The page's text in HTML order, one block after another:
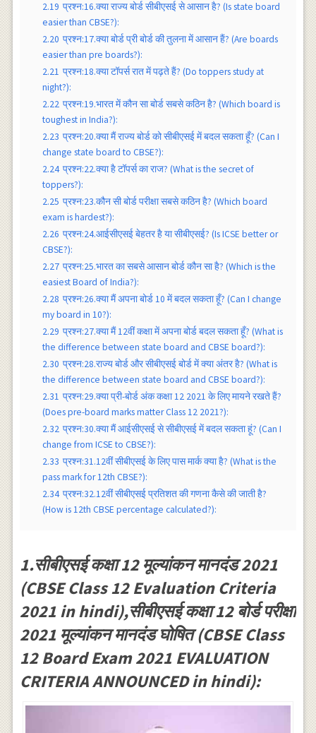
2.19 प्रश्न:16.क्या राज्य बोर्ड सीबीएसई से आसान है? (Is state board
easier than CBSE?):
2.20 प्रश्न:17.क्या बोर्ड प्री बोर्ड की तुलना में आसान हैं? (Are boards
easier than pre boards?):
2.21 प्रश्न:18.क्या टॉपर्स रात में पढ़ते हैं? (Do toppers study at
night?):
2.22 प्रश्न:19.भारत में कौन सा बोर्ड सबसे कठिन है? (Which board is
toughest in India?):
2.23 प्रश्न:20.क्या मैं राज्य बोर्ड को सीबीएसई में बदल सकता हूँ? (Can I
change state board to CBSE?):
2.24 प्रश्न:22.क्या है टॉपर्स का राज? (What is the secret of
toppers?):
2.25 प्रश्न:23.कौन सी बोर्ड परीक्षा सबसे कठिन है? (Which board
exam is hardest?):
2.26 प्रश्न:24.आईसीएसई बेहतर है या सीबीएसई? (Is ICSE better or
CBSE?):
2.27 प्रश्न:25.भारत का सबसे आसान बोर्ड कौन सा है? (Which is the
easiest Board of India?):
2.28 प्रश्न:26.क्या मैं अपना बोर्ड 10 में बदल सकता हूँ? (Can I change
my board in 10?):
2.29 प्रश्न:27.क्या मैं 12वीं कक्षा में अपना बोर्ड बदल सकता हूँ? (What is
the difference between state board and CBSE board?):
2.30 प्रश्न:28.राज्य बोर्ड और सीबीएसई बोर्ड में क्या अंतर है? (What is
the difference between state board and CBSE board?):
2.31 प्रश्न:29.क्या प्री-बोर्ड अंक कक्षा 12 2021 के लिए मायने रखते हैं?
(Does pre-board marks matter Class 12 2021?):
2.32 प्रश्न:30.क्या मैं आईसीएसई से सीबीएसई में बदल सकता हूं? (Can I
change from ICSE to CBSE?):
2.33 प्रश्न:31.12वीं सीबीएसई के लिए पास मार्क क्या है? (What is the
pass mark for 12th CBSE?):
2.34 प्रश्न:32.12वीं सीबीएसई प्रतिशत की गणना कैसे की जाती है?
(How is 12th CBSE percentage calculated?):
1.सीबीएसई कक्षा 12 मूल्यांकन मानदंड 2021
(CBSE Class 12 Evaluation Criteria
2021 in hindi),सीबीएसई कक्षा 12 बोर्ड परीक्षा
2021 मूल्यांकन मानदंड घोषित (CBSE Class
12 Board Exam 2021 EVALUATION
CRITERIA ANNOUNCED in hindi):